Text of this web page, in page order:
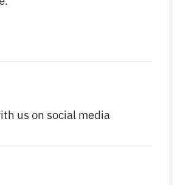
us on social media